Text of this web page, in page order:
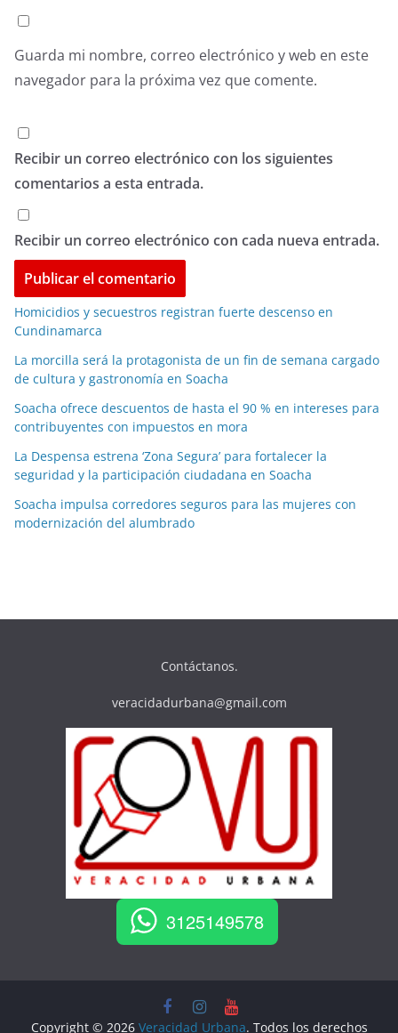
Guarda mi nombre, correo electrónico y web en este
navegador para la próxima vez que comente.
Recibir un correo electrónico con los siguientes
comentarios a esta entrada.
Recibir un correo electrónico con cada nueva entrada.
Homicidios y secuestros registran fuerte descenso en
Cundinamarca
La morcilla será la protagonista de un fin de semana cargado
de cultura y gastronomía en Soacha
Soacha ofrece descuentos de hasta el 90 % en intereses para
contribuyentes con impuestos en mora
La Despensa estrena ‘Zona Segura’ para fortalecer la
seguridad y la participación ciudadana en Soacha
Soacha impulsa corredores seguros para las mujeres con
modernización del alumbrado
Contáctanos.
veracidadurbana@gmail.com
3125149578
Copyright © 2026 Veracidad Urbana. Todos los derechos